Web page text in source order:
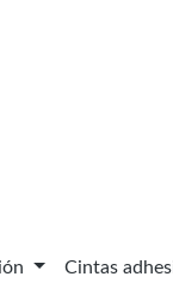
Cintas